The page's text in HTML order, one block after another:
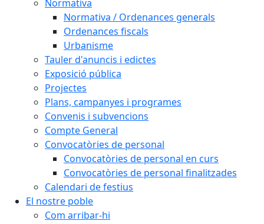
Normativa
Normativa / Ordenances generals
Ordenances fiscals
Urbanisme
Tauler d'anuncis i edictes
Exposició pública
Projectes
Plans, campanyes i programes
Convenis i subvencions
Compte General
Convocatòries de personal
Convocatòries de personal en curs
Convocatòries de personal finalitzades
Calendari de festius
El nostre poble
Com arribar-hi